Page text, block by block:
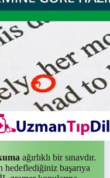
ağırlıklı bir sınavdır.
başarıya